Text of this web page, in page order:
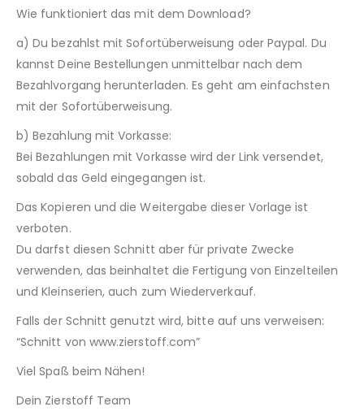
Wie funktioniert das mit dem Download?
a) Du bezahlst mit Sofortüberweisung oder Paypal. Du
kannst Deine Bestellungen unmittelbar nach dem
Bezahlvorgang herunterladen. Es geht am einfachsten
mit der Sofortüberweisung.
b) Bezahlung mit Vorkasse:
Bei Bezahlungen mit Vorkasse wird der Link versendet,
sobald das Geld eingegangen ist.
Das Kopieren und die Weitergabe dieser Vorlage ist
verboten.
Du darfst diesen Schnitt aber für private Zwecke
verwenden, das beinhaltet die Fertigung von Einzelteilen
und Kleinserien, auch zum Wiederverkauf.
Falls der Schnitt genutzt wird, bitte auf uns verweisen:
“Schnitt von www.zierstoff.com”
Viel Spaß beim Nähen!
Dein Zierstoff Team